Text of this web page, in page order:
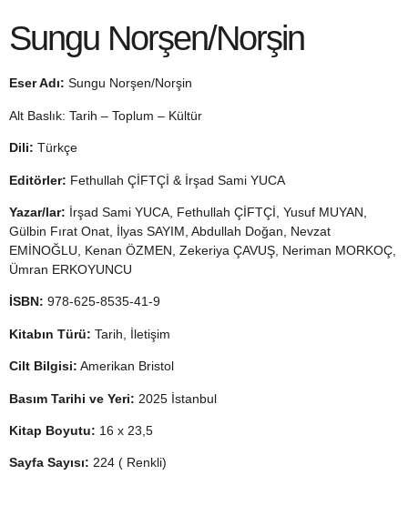
Sungu Norşen/Norşin
Eser Adı: Sungu Norşen/Norşin
Alt Baslık: Tarih – Toplum – Kültür
Dili: Türkçe
Editörler: Fethullah ÇİFTÇİ & İrşad Sami YUCA
Yazar/lar: İrşad Sami YUCA, Fethullah ÇİFTÇİ, Yusuf MUYAN,
Gülbin Fırat Onat, İlyas SAYIM, Abdullah Doğan, Nevzat
EMİNOĞLU, Kenan ÖZMEN, Zekeriya ÇAVUŞ, Neriman MORKOÇ,
Ümran ERKOYUNCU
İSBN: 978-625-8535-41-9
Kitabın Türü: Tarih, İletişim
Cilt Bilgisi: Amerikan Bristol
Basım Tarihi ve Yeri: 2025 İstanbul
Kitap Boyutu: 16 x 23,5
Sayfa Sayısı: 224 ( Renkli)